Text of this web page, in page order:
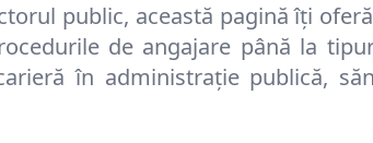
public, această pagină îți
de angajare până la
în administrație publică,